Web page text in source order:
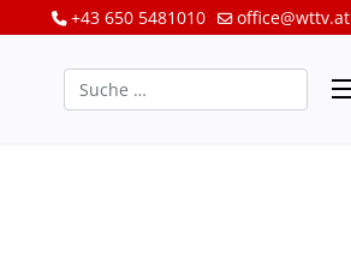
+43 650 5481010 office@wttv.at
Suchen